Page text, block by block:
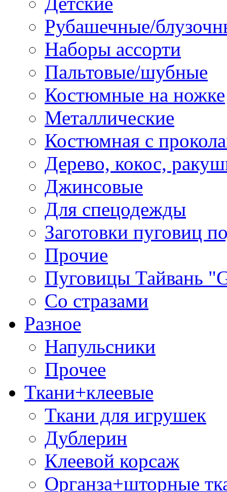
Рубашечные/
Наборы ассорти
Пальтовые/шубные
Костюмные на ножке
Металлические
Костюмная с
Дерево, кокос,
Джинсовые
Для спецодежды
Заготовки пуговиц
Прочие
Пуговицы Тайвань
Со стразами
Разное
Напульсники
Прочее
Ткани+клеевые
Ткани для игрушек
Дублерин
Клеевой корсаж
Органза+шторные